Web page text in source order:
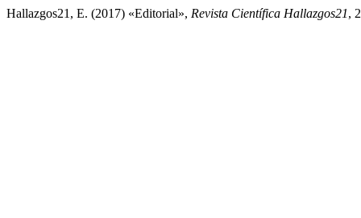
Hallazgos21, E. (2017) «Editorial», Revista Científica Hallazgos21,